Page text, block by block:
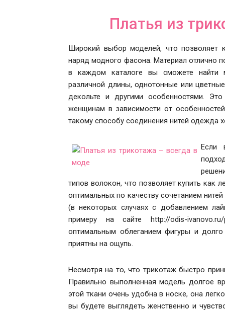
Платья из
Широкий выбор моделей, что позволяет
наряд модного фасона. Материал отлично
в каждом каталоге вы сможете найти
различной длины, однотонные или
декольте и другими особенностями.
женщинам в зависимости от
такому способу соединения нитей одежда
Если
типов волокон, что позволяет купить
оптимальных по качеству сочетанием
(в некоторых случаях с добавлением
примеру на сайте http://odis-
оптимальным облеганием фигуры и
приятны на ощупь.
Несмотря на то, что трикотаж быстро
Правильно выполненная модель долгое
этой ткани очень удобна в носке, она
вы будете выглядеть женственно и